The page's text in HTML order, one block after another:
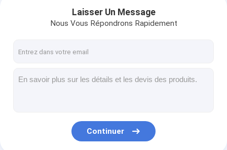
Contact à membrane de LED
Contact à membrane tactile
commutateur de membrane rétroéclairée
Laisser Un Message
Nous Vous Répondrons Rapidement
Continuer